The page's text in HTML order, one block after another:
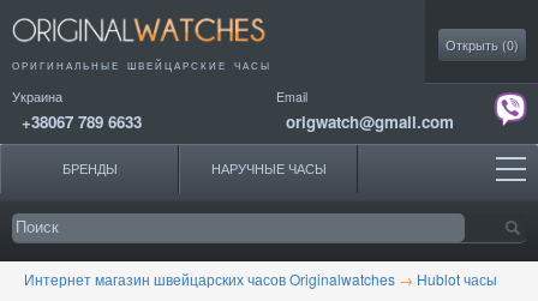
ОРИГИНАЛЬНЫЕ ШВЕЙЦАРСКИЕ ЧАСЫ
Украина
+38067 789 6633
Email
origwatch@gmail.com
Открыть (0)
БРЕНДЫ НАРУЧНЫЕ ЧАСЫ
Интернет магазин швейцарских часов Originalwatches → Hublot часы